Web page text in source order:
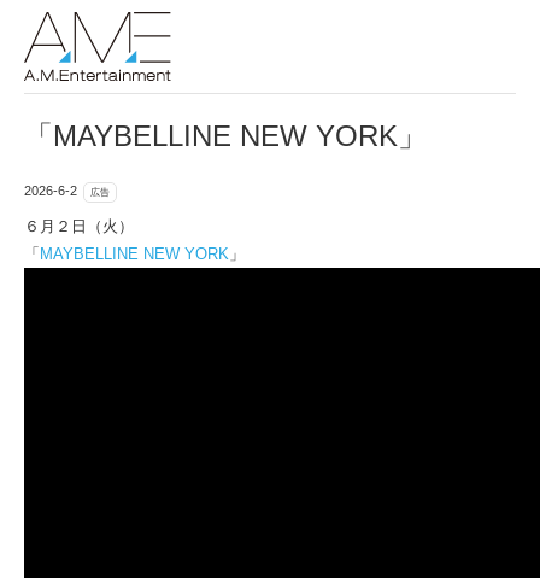
「MAYBELLINE NEW YORK」
2026-6-2 広告
６月２日（火）
「 MAYBELLINE NEW YORK 」